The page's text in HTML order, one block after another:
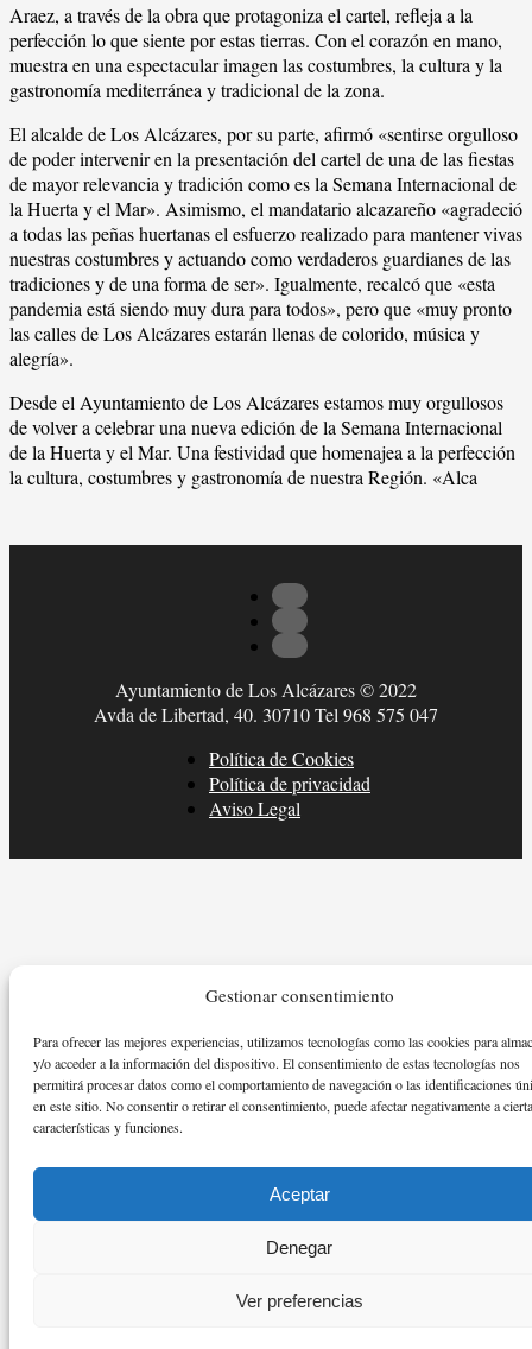
Gestionar consentimiento
Para ofrecer las mejores experiencias, utilizamos tecnologías como las cookies para
y/o acceder a la información del dispositivo. El consentimiento de estas tecnologías nos
permitirá procesar datos como el comportamiento de navegación o las identificaciones
en este sitio. No consentir o retirar el consentimiento, puede afectar negativamente a
características y funciones.
Aceptar
Denegar
Ver preferencias
Araez, a través de la obra que protagoniza el cartel, refleja a la
perfección lo que siente por estas tierras. Con el corazón en mano,
muestra en una espectacular imagen las costumbres, la cultura y la
gastronomía mediterránea y tradicional de la zona.
El alcalde de Los Alcázares, por su parte, afirmó «sentirse orgulloso
de poder intervenir en la presentación del cartel de una de las fiestas
de mayor relevancia y tradición como es la Semana Internacional de
la Huerta y el Mar». Asimismo, el mandatario alcazareño «agradeció
a todas las peñas huertanas el esfuerzo realizado para mantener vivas
nuestras costumbres y actuando como verdaderos guardianes de las
tradiciones y de una forma de ser». Igualmente, recalcó que «esta
pandemia está siendo muy dura para todos», pero que «muy pronto
las calles de Los Alcázares estarán llenas de colorido, música y
alegría».
Desde el Ayuntamiento de Los Alcázares estamos muy orgullosos
de volver a celebrar una nueva edición de la Semana Internacional
de la Huerta y el Mar. Una festividad que homenajea a la perfección
la cultura, costumbres y gastronomía de nuestra Región. «Alca
Ayuntamiento de Los Alcázares © 2022
Avda de Libertad, 40. 30710 Tel 968 575 047
Política de Cookies
Política de privacidad
Aviso Legal